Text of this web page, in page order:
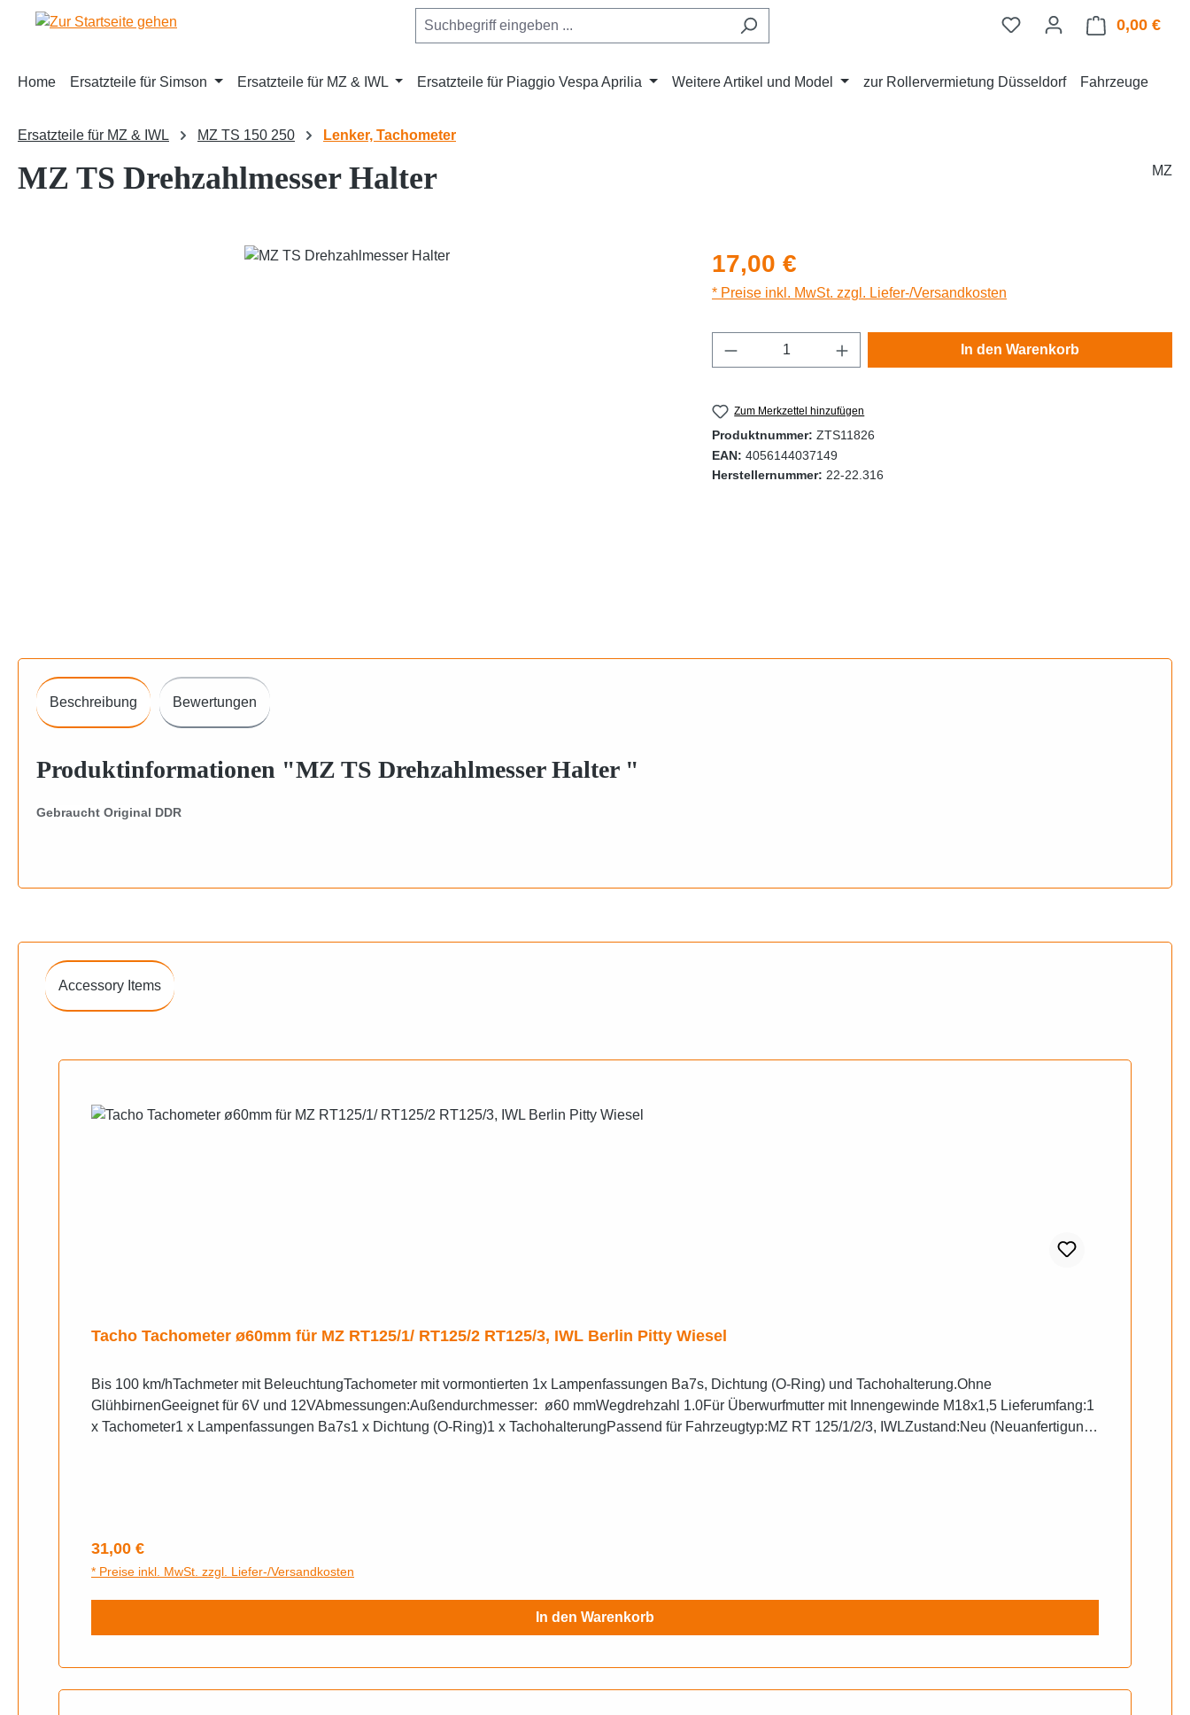
Hauptinhalt springen
Zur Suche springen
Zur Hauptnavigation springen 0,00 €
Home Ersatzteile für Simson Ersatzteile für MZ & IWL Ersatzteile für Piaggio Vespa Aprilia Weitere Artikel und Model zur Rollervermietung Düsseldorf Fahrzeuge
Ersatzteile für MZ & IWL MZ TS 150 250 Lenker, Tachometer
MZ TS Drehzahlmesser Halter MZ
Regulärer Preis:
17,00 €
* Preise inkl. MwSt. zzgl. Liefer-/Versandkosten
Produkt Anzahl: Gib den gewünschten Wert ein
In den Warenkorb
Zum Merkzettel hinzufügen
Produktnummer: ZTS11826
EAN: 4056144037149
Herstellernummer: 22-22.316
Beschreibung Bewertungen
Produktinformationen "MZ TS Drehzahlmesser Halter "
Gebraucht Original DDR
Accessory Items
Tacho Tachometer ø60mm für MZ RT125/1/ RT125/2 RT125/3, IWL Berlin Pitty Wiesel
Bis 100 km/hTachmeter mit BeleuchtungTachometer mit vormontierten 1x Lampenfassungen Ba7s, Dichtung (O-Ring) und Tachohalterung.Ohne
GlühbirnenGeeignet für 6V und 12VAbmessungen:Außendurchmesser: ø60 mmWegdrehzahl 1.0Für Überwurfmutter mit Innengewinde M18x1,5 Lieferumfang:1
x Tachometer1 x Lampenfassungen Ba7s1 x Dichtung (O-Ring)1 x TachohalterungPassend für Fahrzeugtyp:MZ RT 125/1/2/3, IWLZustand:Neu (Neuanfertigung
Regulärer Preis:
31,00 €
* Preise inkl. MwSt. zzgl. Liefer-/Versandkosten
In den Warenkorb